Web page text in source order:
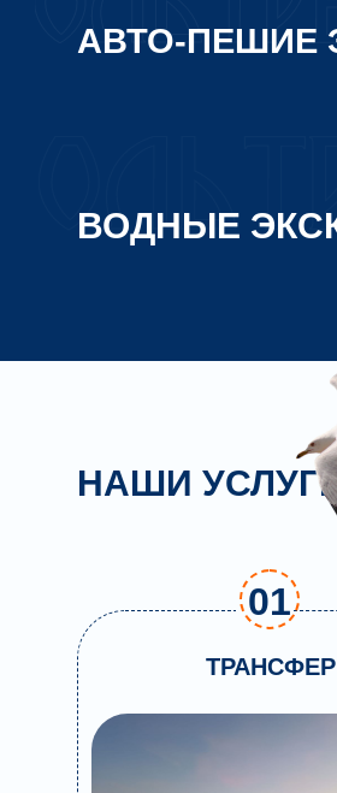
АВТО-ПЕШИЕ
ВОДНЫЕ
НАШИ
ТРАНСФЕР
01